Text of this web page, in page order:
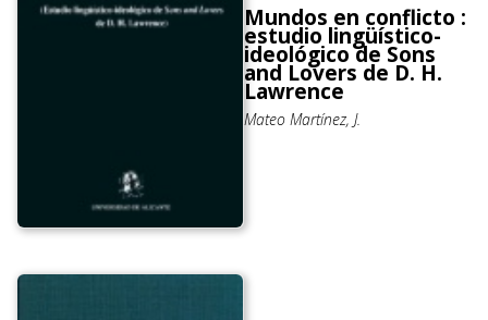
Mundos en conflicto :
estudio lingüístico-
ideológico de Sons
and Lovers de D. H.
Lawrence
Mateo Martínez, J.